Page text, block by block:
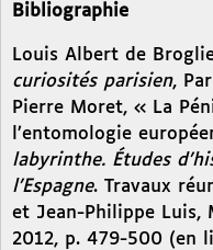
Bibliographie
Louis Albert de
curiosités parisien,
Pierre Moret, « La
l’entomologie
labyrinthe. Études
l’Espagne. Travaux
et Jean-Philippe Luis,
2012, p. 479-500 (en